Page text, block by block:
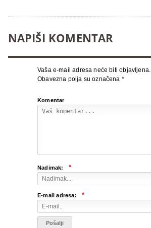
NAPIŠI KOMENTAR
Vaša e-mail adresa neće biti objavljena.
Obavezna polja su označena *
Komentar
Nadimak: *
E-mail adresa: *